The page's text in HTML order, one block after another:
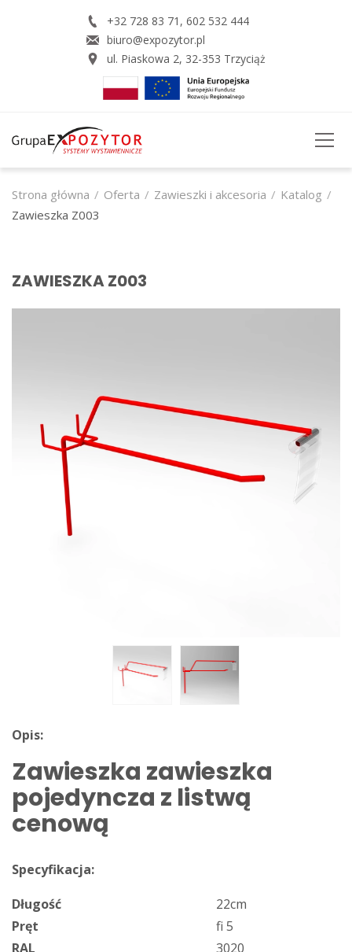
+32 728 83 71 , 602 532 444
biuro@expozytor.pl
ul. Piaskowa 2, 32-353 Trzyciąż
STRONA GŁÓWNA
O FIRMIE
FUNDUSZE EU
Strona główna Oferta Zawieszki i akcesoria
Katalog
Zawieszka Z003
ZAWIESZKA Z003
Opis:
Zawieszka zawieszka
pojedyncza z listwą
cenową
Specyfikacja:
Długość
22cm
Pręt
fi 5
RAL
3020